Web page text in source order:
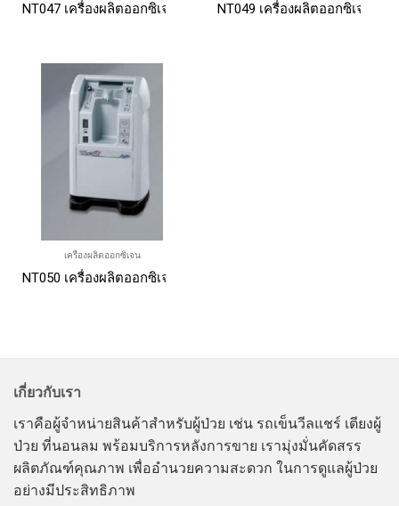
NT047 เครื่องผลิตออกซิเจน Airsep visionAire Oxygen
NT049 เครื่องผลิตออกซิเจน
เครื่องผลิตออกซิเจน
NT050 เครื่องผลิตออกซิเจน Airsep NewLife Intensity 10 ลิตร
เกี่ยวกับเรา
เราคือผู้จำหน่ายสินค้าสำหรับผู้ป่วย เช่น รถเข็นวีลแชร์ เตียงผู้
ป่วย ที่นอนลม พร้อมบริการหลังการขาย เรามุ่งมั่นคัดสรร
ผลิตภัณฑ์คุณภาพ เพื่ออำนวยความสะดวก ในการดูแลผู้ป่วย
อย่างมีประสิทธิภาพ